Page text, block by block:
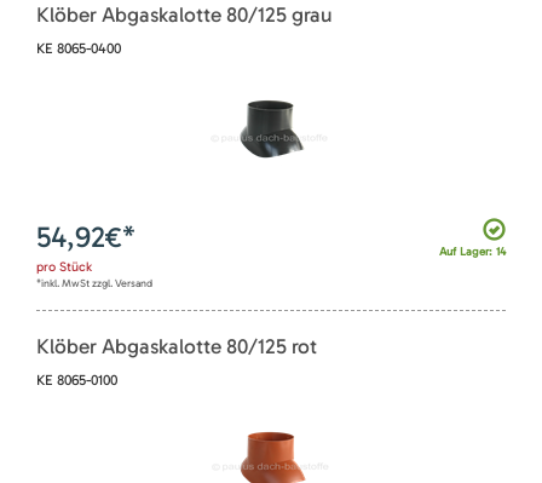
Klöber Abgaskalotte 80/125 grau
KE 8065-0400
Auf Lager: 14
54,92€*
pro Stück
*inkl. MwSt zzgl. Versand
Klöber Abgaskalotte 80/125 rot
KE 8065-0100